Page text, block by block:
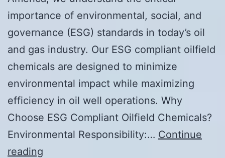
contra
cambio
climático
reducción
de
importance of environmental, social, and
governance (ESG) standards in today’s oil
and gas industry. Our ESG compliant oilfield
chemicals are designed to minimize
environmental impact while maximizing
efficiency in oil well operations. Why
Choose ESG Compliant Oilfield Chemicals?
Environmental Responsibility:… Continue
reading